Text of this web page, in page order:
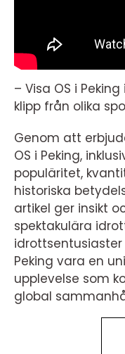
– Visa OS i
klipp från olika
Genom att
OS i Peking,
populäritet,
historiska
artikel ger insikt
spektakulära
Peking vara en
upplevelse som
global